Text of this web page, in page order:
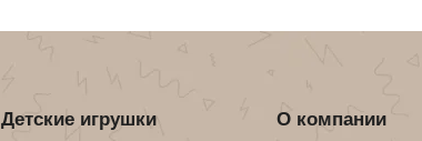
Детские игрушки
О компании